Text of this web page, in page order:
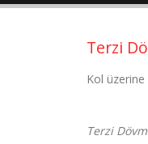
Terzi
Kol üzerine
Terzi